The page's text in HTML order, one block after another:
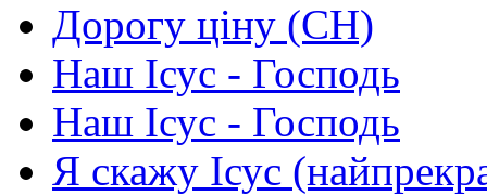
Дорогу ціну (СН)
Наш Ісус - Господь
Наш Ісус - Господь
Я скажу Ісус